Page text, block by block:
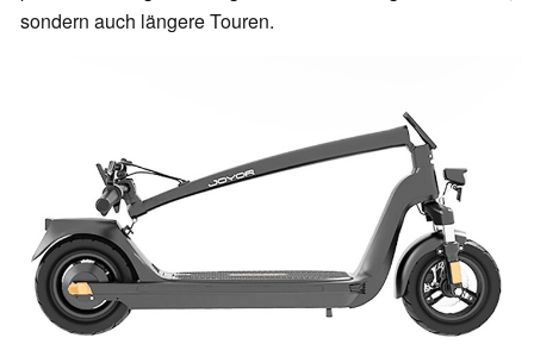
sondern auch längere Touren.